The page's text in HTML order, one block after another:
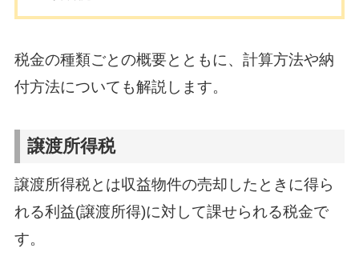
税金の種類ごとの概要とともに、計算方法や納
付方法についても解説します。
譲渡所得税
譲渡所得税とは収益物件の売却したときに得ら
れる利益(譲渡所得)に対して課せられる税金で
す。